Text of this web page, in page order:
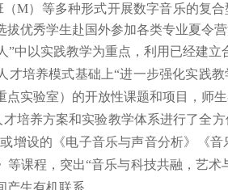
M）等多种形式开展数字音乐的复
优秀学生赴国外参加各类专业夏令营
”中以实践教学为重点，利用已经建立
才培养模式基础上“进一步强化实践
实验室）的开放性课题和项目，师
培养方案和实验教学体系进行了全
增设的《电子音乐与声音分析》《
等课程，突出“音乐与科技共融，艺术